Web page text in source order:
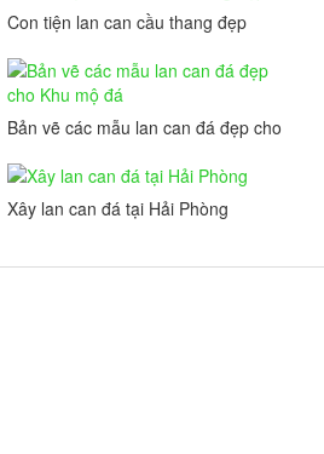
Con tiện lan can cầu thang đẹp
Bản vẽ các mẫu lan can đá đẹp cho
Xây lan can đá tại Hải Phòng